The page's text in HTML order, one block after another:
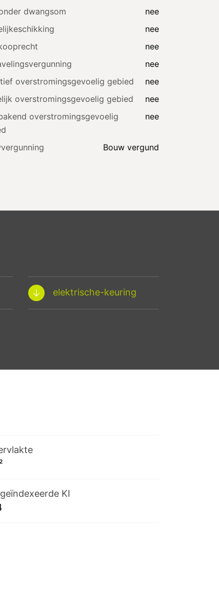
dwangsom
nee
nee
nee
nee
overstromingsgevoelig gebied
nee
overstromingsgevoelig gebied
nee
overstromingsgevoelig
nee
Bouw vergund
elektrische-keuring
KI